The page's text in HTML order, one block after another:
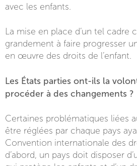
avec les enfants.
La mise en place d’un tel cadre
grandement à faire progresser
en œuvre des droits de l’enfant.
Les États parties ont-ils la
procéder à des changements ?
Certaines problématiques liées
être réglées par chaque pays
Convention internationale des
d’abord, un pays doit disposer